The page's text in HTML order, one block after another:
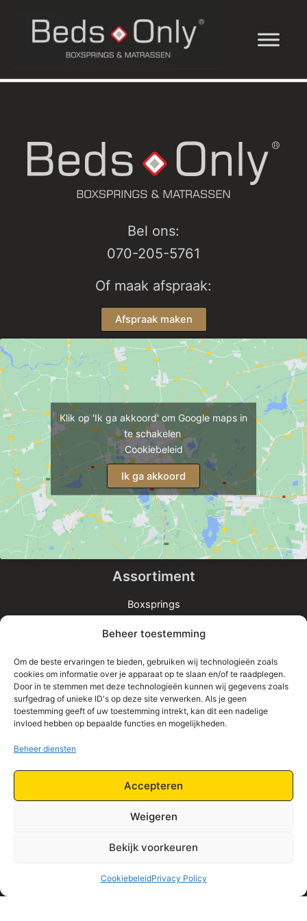
Beheer toestemming
Om de beste ervaringen te bieden, gebruiken wij technologieën zoals
cookies om informatie over je apparaat op te slaan en/of te raadplegen.
Door in te stemmen met deze technologieën kunnen wij gegevens zoals
surfgedrag of unieke ID's op deze site verwerken. Als je geen
toestemming geeft of uw toestemming intrekt, kan dit een nadelige
invloed hebben op bepaalde functies en mogelijkheden.
Beheer diensten
Accepteren
Weigeren
Bekijk voorkeuren
CookiebeleidPrivacy Policy
inhoud
Binnenkort beschikbaar !
Bel ons:
070-205-5761
Of maak afspraak:
Afspraak maken
Klik op 'Ik ga akkoord' om Google maps in
te schakelen
Cookiebeleid
Ik ga akkoord
Assortiment
Boxsprings
Bedden
Informatie
Home
Shop
Privacy Policy
Retourbeleid